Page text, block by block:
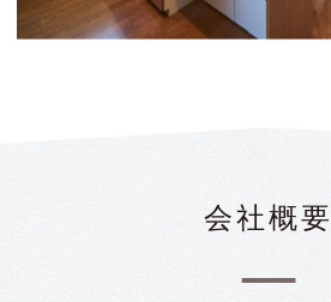
会社概要